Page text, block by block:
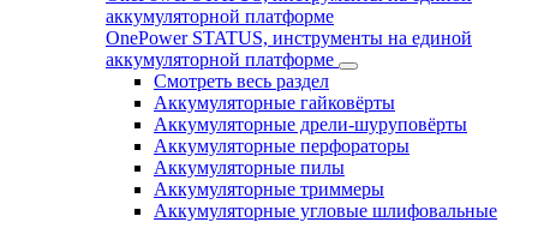
аккумуляторной платформе
OnePower STATUS, инструменты на единой
аккумуляторной платформе
Смотреть весь раздел
Аккумуляторные гайковёрты
Аккумуляторные дрели-шуруповёрты
Аккумуляторные перфораторы
Аккумуляторные пилы
Аккумуляторные триммеры
Аккумуляторные угловые шлифовальные